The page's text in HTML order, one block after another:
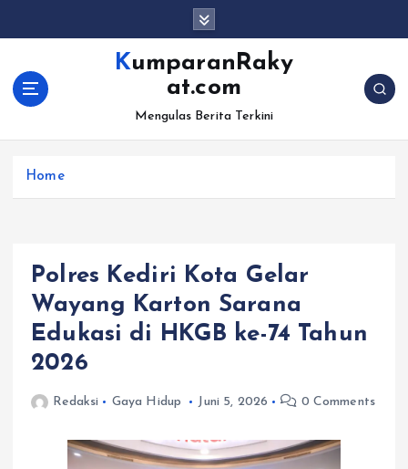
KumparanRaky
at.com
Mengulas Berita Terkini
Home
Polres Kediri Kota Gelar
Wayang Karton Sarana
Edukasi di HKGB ke-74 Tahun
2026
Redaksi Gaya Hidup Juni 5, 2026 0 Comments